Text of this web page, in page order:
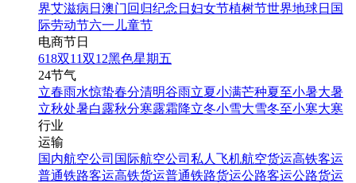
界艾滋病日 澳门回归纪念日 妇女节植树节世界地球日 国
际劳动节六一儿童节
电商节日
618双11双12黑色星期五
24节气
立春雨水惊蛰春分清明谷雨立夏小满芒种夏至小暑大暑
立秋处暑白露秋分寒露霜降立冬小雪大雪冬至小寒大寒
行业
运输
国内航空公司 国际航空公司 私人飞机航空货运高铁客运
普通铁路客运高铁货运普通铁路货运公路客运公路货运